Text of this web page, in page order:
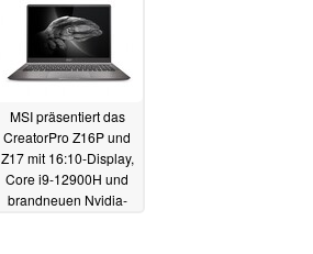
MSI präsentiert das
CreatorPro Z16P und
Z17 mit 16:10-Display,
Core i9-12900H und
brandneuen Nvidia-